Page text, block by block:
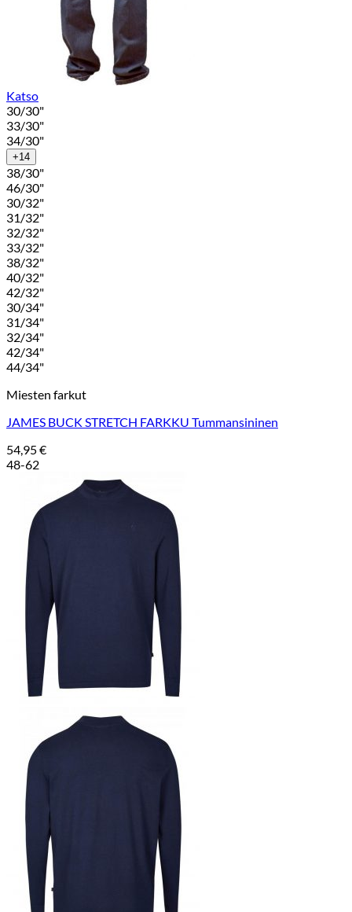
Katso
30/30"
33/30"
34/30"
+14
38/30"
46/30"
30/32"
31/32"
32/32"
33/32"
38/32"
40/32"
42/32"
30/34"
31/34"
32/34"
42/34"
44/34"
Miesten farkut
JAMES BUCK STRETCH FARKKU Tummansininen
54,95€
48-62